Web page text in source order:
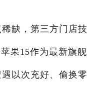
缺，第三方门店技
果15作为最新旗舰
以次充好、偷换零